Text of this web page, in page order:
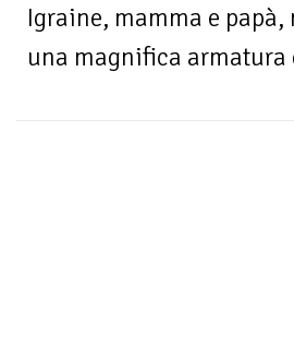
Igraine, mamma e
una magnifica armatura